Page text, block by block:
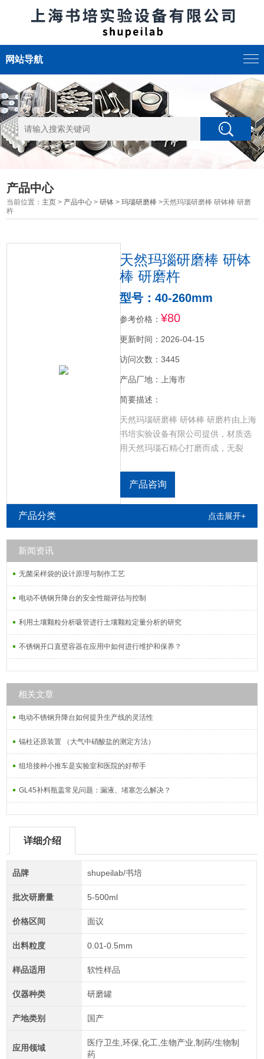
网站导航
产品中心
当前位置： 主页 > 产品中心 >研钵 >玛瑙研磨棒 >天然玛瑙研磨棒 研钵棒 研磨
杵
天然玛瑙研磨棒 研钵
棒 研磨杵
型号：40-260mm
参考价格： ¥80
更新时间：2026-04-15
访问次数：3445
产品厂地：上海市
简要描述：
天然玛瑙研磨棒 研钵棒 研磨杵由上海
书培实验设备有限公司提供，材质选
用天然玛瑙石精心打磨而成，无裂
中，保证实验数据的准确性。光泽度
优质、抗腐蚀性强，可在酸性研磨材
产品咨询
产品分类 点击展开+
新闻资讯
无菌采样袋的设计原理与制作工艺
电动不锈钢升降台的安全性能评估与控制
利用土壤颗粒分析吸管进行土壤颗粒定量分析的研究
不锈钢开口直壁容器在应用中如何进行维护和保养？
相关文章
电动不锈钢升降台如何提升生产线的灵活性
镉柱还原装置 （大气中硝酸盐的测定方法）
组培接种小推车是实验室和医院的好帮手
GL45补料瓶盖常见问题：漏液、堵塞怎么解决？
详细介绍
品牌 shupeilab/书培
批次研磨量 5-500ml
价格区间 面议
出料粒度 0.01-0.5mm
样品适用 软性样品
仪器种类 研磨罐
产地类别 国产
应用领域
医疗卫生,环保,化工,生物产业,制药/生物制
药